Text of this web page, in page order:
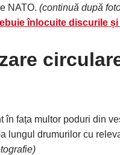
NATO. (continuă după
înlocuite discurile
în fața multor poduri din
lungul drumurilor cu